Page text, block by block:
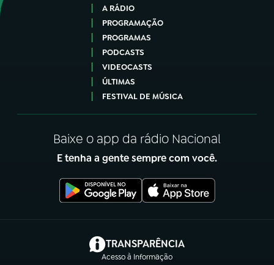
A RÁDIO
PROGRAMAÇÃO
PROGRAMAS
PODCASTS
VIDEOCASTS
ÚLTIMAS
FESTIVAL DE MÚSICA
Baixe o app da rádio Nacional
E tenha a gente sempre com você.
TRANSPARÊNCIA
Acesso à Informação
(abre em nova aba)